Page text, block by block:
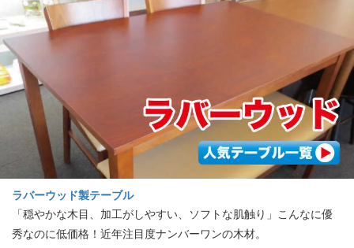
ラバーウッド製テーブル
「穏やかな木目、加工がしやすい、ソフトな肌触り」こんなに優
秀なのに低価格！近年注目度ナンバーワンの木材。